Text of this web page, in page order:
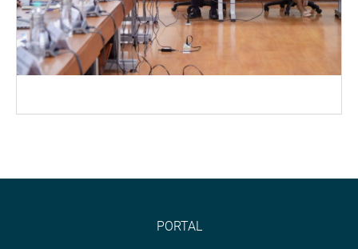
PORTAL